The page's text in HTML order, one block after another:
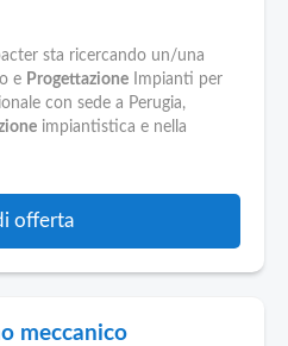
sta ricercando un/una
e Progettazione Impianti per
con sede a Perugia,
impiantistica e nella
offerta
meccanico